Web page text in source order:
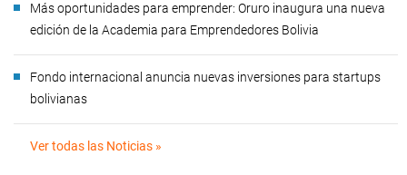
Más oportunidades para emprender: Oruro inaugura una nueva
edición de la Academia para Emprendedores Bolivia
Fondo internacional anuncia nuevas inversiones para startups
bolivianas
Ver todas las Noticias »